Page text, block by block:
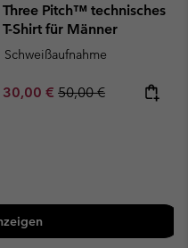
Three Pitch™ technisches
T-Shirt für Männer
Schweißaufnahme
Sale price:
30,00 € Regular price:
50,00 €